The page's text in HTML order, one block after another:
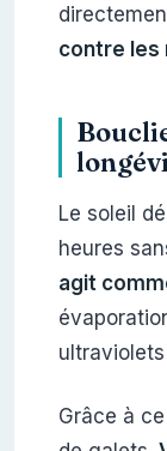
contre les
Le soleil
heures
agit
Grâce à